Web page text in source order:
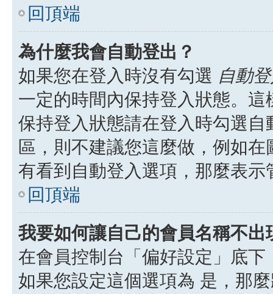
回頂端
為什麼我會自動登出？
如果您在登入時沒有勾選 自動
一定的時間內保持登入狀態。
保持登入狀態請在登入時勾選
區，則不建議您這麼做，例如
有看到自動登入選項，那麼表
回頂端
我要如何讓自己的會員名稱不
在會員控制台「偏好設定」底
如果您設定這個選項為 是 ，那